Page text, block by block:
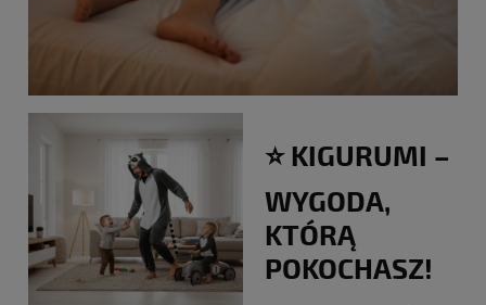
⭐️ KIGURUMI –
WYGODA,
KTÓRĄ
POKOCHASZ!